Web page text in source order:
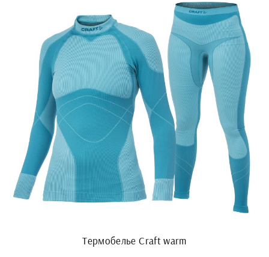
Термобелье Craft warm